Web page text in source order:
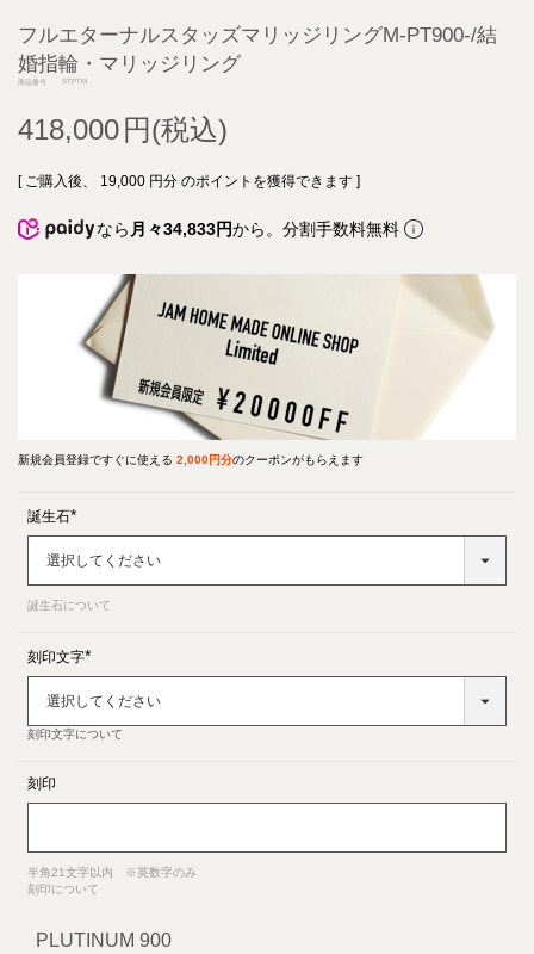
フルエターナルスタッズマリッジリングM-PT900-/結
婚指輪・マリッジリング
商品番号 STPTM
418,000
[ ご購入後、 19,000 円分 のポイントを獲得できます ]
なら 月々34,833円から。分割手数料無料
新規会員登録ですぐに使える 2,000円分のクーポンがもらえます
誕生石
誕生石について
刻印文字
刻印文字について
刻印
半角21文字以内 ※英数字のみ
刻印について
PLUTINUM 900